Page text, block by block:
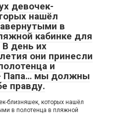
девочек-
нашёл
в
кабинке для
В день их
они принесли
и
Папа… мы должны
правду.
близняшек, которых нашёл
в полотенца в пляжной